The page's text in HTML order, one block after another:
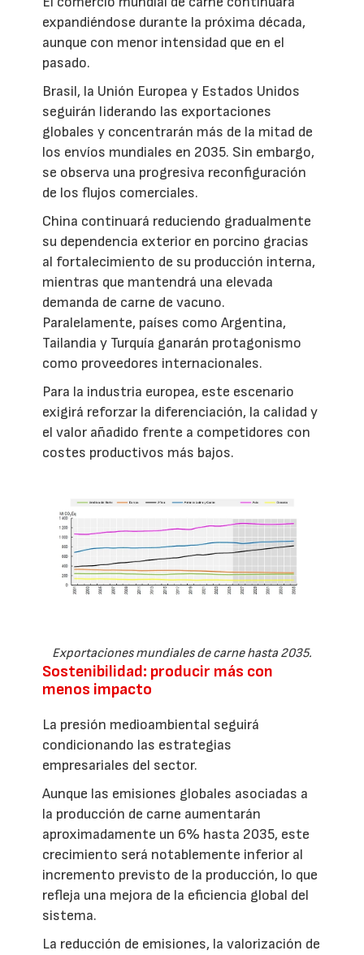
expandiéndose durante la próxima década,
aunque con menor intensidad que en el
pasado.
Brasil, la Unión Europea y Estados Unidos
seguirán liderando las exportaciones
globales y concentrarán más de la mitad de
los envíos mundiales en 2035. Sin embargo,
se observa una progresiva reconfiguración
de los flujos comerciales.
China continuará reduciendo gradualmente
su dependencia exterior en porcino gracias
al fortalecimiento de su producción interna,
mientras que mantendrá una elevada
demanda de carne de vacuno.
Paralelamente, países como Argentina,
Tailandia y Turquía ganarán protagonismo
como proveedores internacionales.
Para la industria europea, este escenario
exigirá reforzar la diferenciación, la calidad y
el valor añadido frente a competidores con
costes productivos más bajos.
Exportaciones mundiales de carne hasta 2035.
Sostenibilidad: producir más con
menos impacto
La presión medioambiental seguirá
condicionando las estrategias
empresariales del sector.
Aunque las emisiones globales asociadas a
la producción de carne aumentarán
aproximadamente un 6% hasta 2035, este
crecimiento será notablemente inferior al
incremento previsto de la producción, lo que
refleja una mejora de la eficiencia global del
sistema.
La reducción de emisiones, la valorización de